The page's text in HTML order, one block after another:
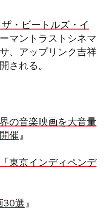
・ビートルズ・イ
マントラストシネマ
、アップリンク吉祥
される。
の音楽映画を大音量
催』
東京インディペンデ
30選』